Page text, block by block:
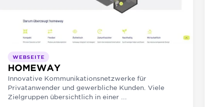
WEBSEITE
HOMEWAY
Innovative Kommunikationsnetzwerke für
Privatanwender und gewerbliche Kunden. Viele
Zielgruppen übersichtlich in einer ...